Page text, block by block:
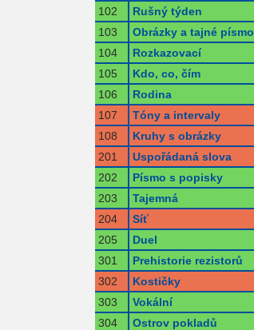
102
Rušný týden
103
Obrázky a tajné písmo
104
Rozkazovací
105
Kdo, co, čím
106
Rodina
107
Tóny a intervaly
108
Kruhy s obrázky
201
Uspořádaná slova
202
Písmo s popisky
203
Tajemná
204
Síť
205
Duel
301
Prehistorie rezistorů
302
Kostičky
303
Vokální
304
Ostrov pokladů